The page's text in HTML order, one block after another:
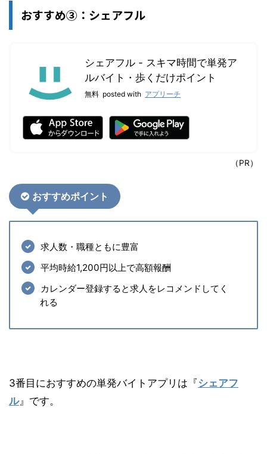
おすすめ③：シェアフル
シェアフル - スキマ時間で単発ア
ルバイト・歩くだけポイント
無料 posted with アプリーチ
（PR）
おすすめポイント
求人数・職種ともに豊富
平均時給1,200円以上で高額報酬
カレンダー登録すると求人をレコメンドしてく
れる
3番目におすすめの単発バイトアプリは『シェアフ
ル』です。